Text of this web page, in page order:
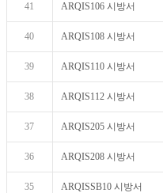
41 ARQIS106 시방서
40 ARQIS108 시방서
39 ARQIS110 시방서
38 ARQIS112 시방서
37 ARQIS205 시방서
36 ARQIS208 시방서
35 ARQISSB10 시방서